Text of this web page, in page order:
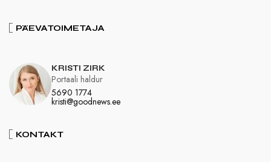
PÄEVATOIMETAJA
KRISTI ZIRK
5690 1774
kristi@goodnews.ee
Portaali haldur
KONTAKT